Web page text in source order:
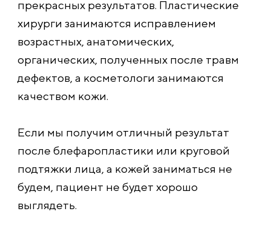
прекрасных результатов. Пластические
хирурги занимаются исправлением
возрастных, анатомических,
органических, полученных после травм
дефектов, а косметологи занимаются
качеством кожи.
Если мы получим отличный результат
после блефаропластики или круговой
подтяжки лица, а кожей заниматься не
будем, пациент не будет хорошо
выглядеть.